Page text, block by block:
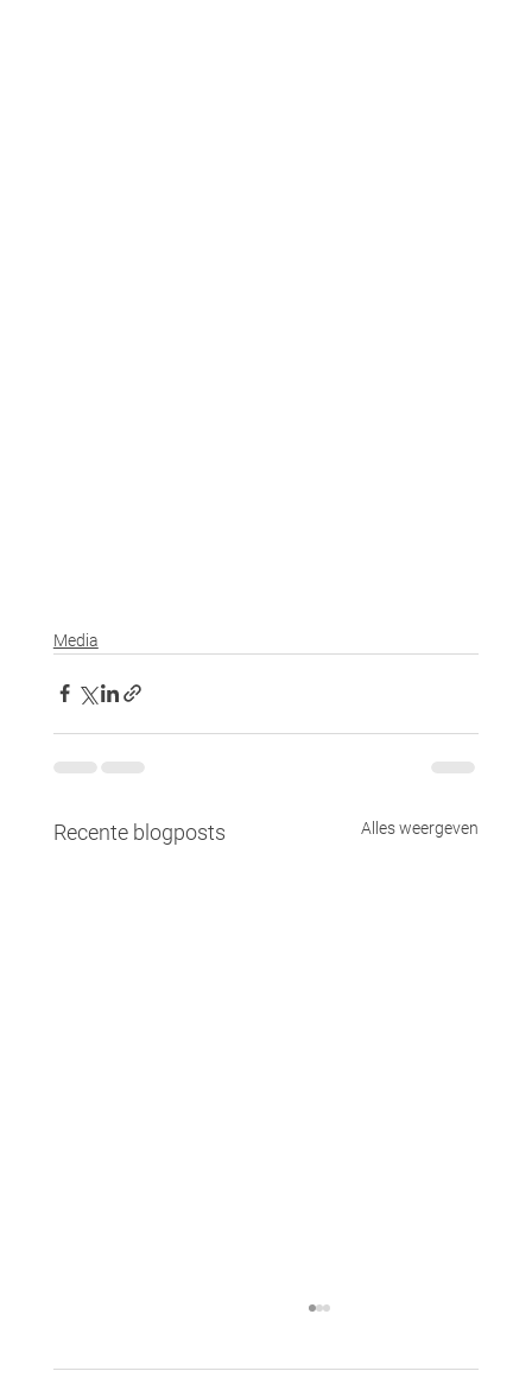
Media
Recente blogposts Alles weergeven